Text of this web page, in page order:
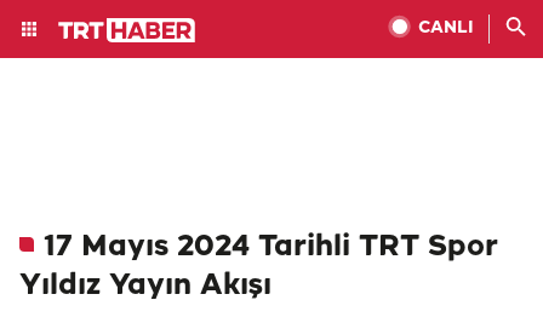
CANLI
17 Mayıs 2024 Tarihli TRT Spor
Yıldız Yayın Akışı